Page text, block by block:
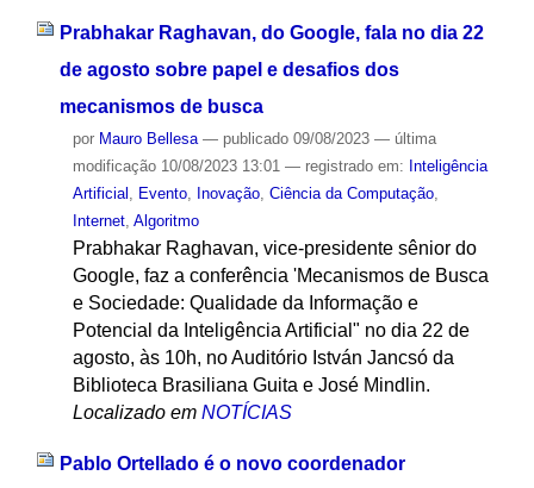
Prabhakar Raghavan, do Google, fala no dia 22
de agosto sobre papel e desafios dos
mecanismos de busca
por Mauro Bellesa — publicado09/08/2023 — última
modificação10/08/2023 13:01 — registrado em: Inteligência
Artificial , Evento, Inovação, Ciência da Computação,
Internet, Algoritmo
Prabhakar Raghavan, vice-presidente sênior do
Google, faz a conferência 'Mecanismos de Busca
e Sociedade: Qualidade da Informação e
Potencial da Inteligência Artificial" no dia 22 de
agosto, às 10h, no Auditório István Jancsó da
Biblioteca Brasiliana Guita e José Mindlin.
Localizado em NOTÍCIAS
Pablo Ortellado é o novo coordenador